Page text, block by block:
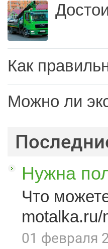
Как
Можно ли
Нужна
Что
01 февраля